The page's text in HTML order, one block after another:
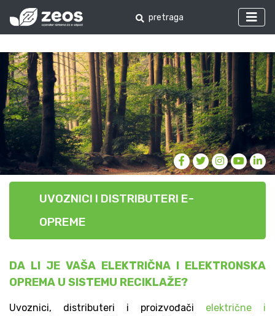
UVOZNICI I DISTRIBUTERI E-
OPREME
DA LI JE VAŠA ELEKTRIČNA I ELEKTRONSKA
OPREMA U SISTEMU RECIKLAŽE?
Uvoznici, distributeri i proizvođači električne i